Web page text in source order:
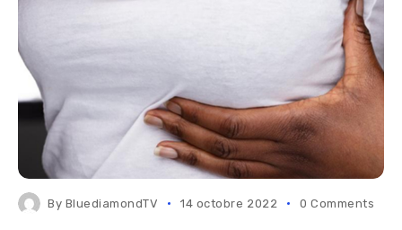
By BluediamondTV 14 octobre 2022 0 Comments